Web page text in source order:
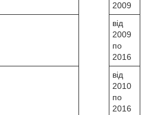
2009
від
2009
по
2016
від
2010
по
2016